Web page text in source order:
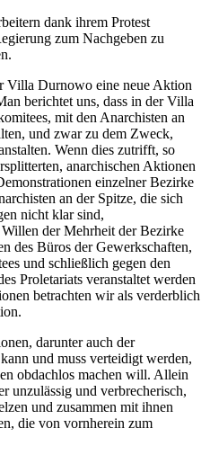
dank ihrem Protest
zum Nachgeben zu
Villa Durnowo eine neue Aktion
berichtet uns, dass in der Villa
mit den Anarchisten an
und zwar zu dem Zweck,
Wenn dies zutrifft, so
anarchischen Aktionen
einzelner Bezirke
an der Spitze, die sich
nicht klar sind,
der Mehrheit der Bezirke
des Büros der Gewerkschaften,
und schließlich gegen den
Proletariats veranstaltet werden
betrachten wir als verderblich
darunter auch der
und muss verteidigt werden,
obdachlos machen will. Allein
unzulässig und verbrecherisch,
und zusammen mit ihnen
die von vornherein zum